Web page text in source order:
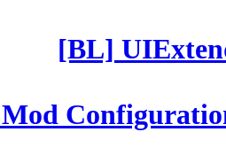
[BL]